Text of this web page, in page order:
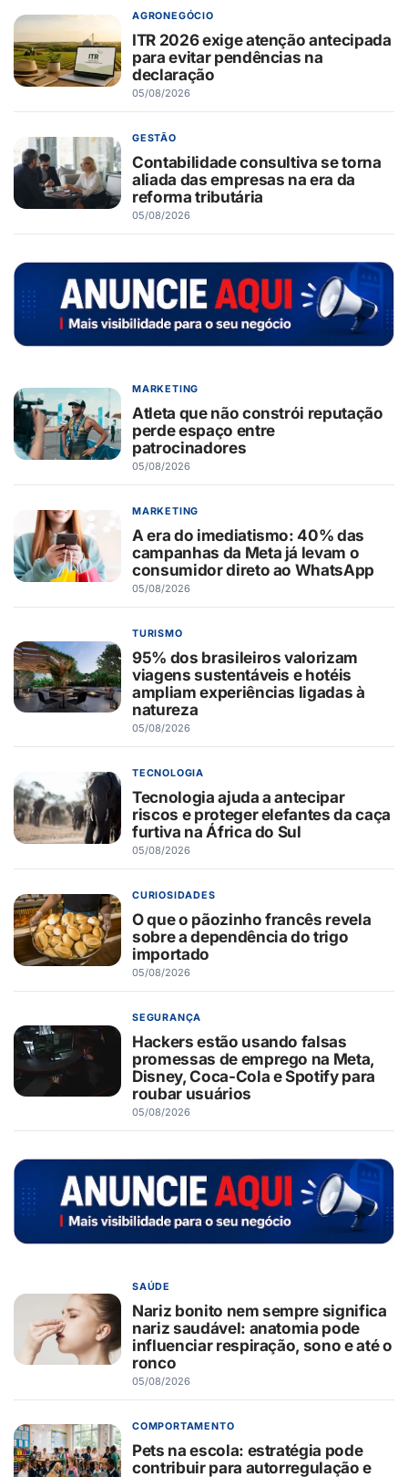
AGRONEGÓCIO
ITR 2026 exige atenção antecipada
para evitar pendências na
declaração
05/08/2026
GESTÃO
Contabilidade consultiva se torna
aliada das empresas na era da
reforma tributária
05/08/2026
MARKETING
Atleta que não constrói reputação
perde espaço entre
patrocinadores
05/08/2026
MARKETING
A era do imediatismo: 40% das
campanhas da Meta já levam o
consumidor direto ao WhatsApp
05/08/2026
TURISMO
95% dos brasileiros valorizam
viagens sustentáveis e hotéis
ampliam experiências ligadas à
natureza
05/08/2026
TECNOLOGIA
Tecnologia ajuda a antecipar
riscos e proteger elefantes da caça
furtiva na África do Sul
05/08/2026
CURIOSIDADES
O que o pãozinho francês revela
sobre a dependência do trigo
importado
05/08/2026
SEGURANÇA
Hackers estão usando falsas
promessas de emprego na Meta,
Disney, Coca-Cola e Spotify para
roubar usuários
05/08/2026
SAÚDE
Nariz bonito nem sempre significa
nariz saudável: anatomia pode
influenciar respiração, sono e até o
ronco
05/08/2026
COMPORTAMENTO
Pets na escola: estratégia pode
contribuir para autorregulação e